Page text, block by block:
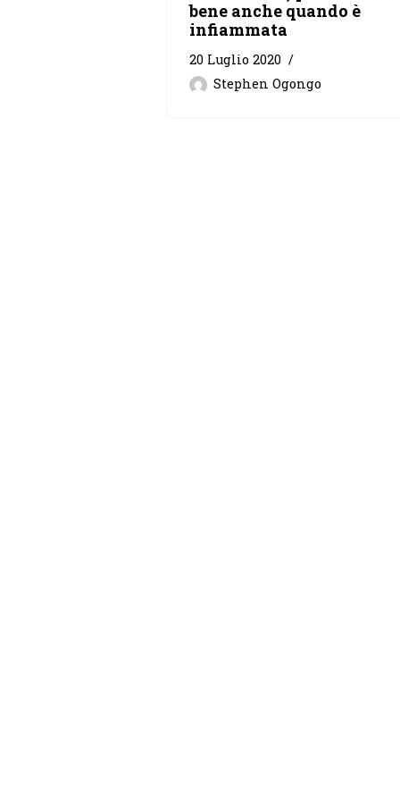
bene anche quando è
infiammata
20 Luglio 2020
Stephen Ogongo